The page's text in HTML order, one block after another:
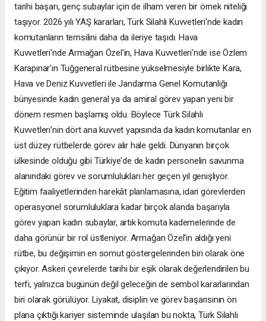
tarihi başarı, genç subaylar için de ilham veren bir örnek niteliği
taşıyor. 2026 yılı YAŞ kararları, Türk Silahlı Kuvvetleri'nde kadın
komutanların temsilini daha da ileriye taşıdı. Hava
Kuvvetleri'nde Armağan Özel'in, Hava Kuvvetleri'nde ise Özlem
Karapınar'ın Tuğgeneral rütbesine yükselmesiyle birlikte Kara,
Hava ve Deniz Kuvvetleri ile Jandarma Genel Komutanlığı
bünyesinde kadın general ya da amiral görev yapan yeni bir
dönem resmen başlamış oldu. Böylece Türk Silahlı
Kuvvetleri'nin dört ana kuvvet yapısında da kadın komutanlar en
üst düzey rütbelerde görev alır hale geldi. Dünyanın birçok
ülkesinde olduğu gibi Türkiye'de de kadın personelin savunma
alanındaki görev ve sorumlulukları her geçen yıl genişliyor.
Eğitim faaliyetlerinden harekât planlamasına, idari görevlerden
operasyonel sorumluluklara kadar birçok alanda başarıyla
görev yapan kadın subaylar, artık komuta kademelerinde de
daha görünür bir rol üstleniyor. Armağan Özel'in aldığı yeni
rütbe, bu değişimin en somut göstergelerinden biri olarak öne
çıkıyor. Askeri çevrelerde tarihi bir eşik olarak değerlendirilen bu
terfi, yalnızca bugünün değil geleceğin de sembol kararlarından
biri olarak görülüyor. Liyakat, disiplin ve görev başarısının ön
plana çıktığı kariyer sisteminde ulaşılan bu nokta, Türk Silahlı